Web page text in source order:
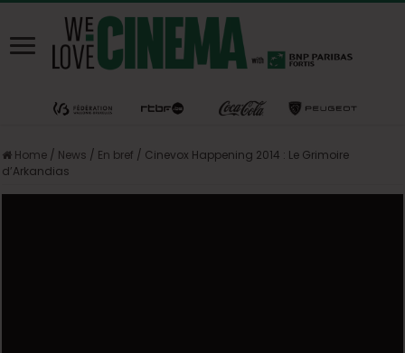
Home / News / En bref / Cinevox Happening 2014 : Le Grimoire
d’Arkandias